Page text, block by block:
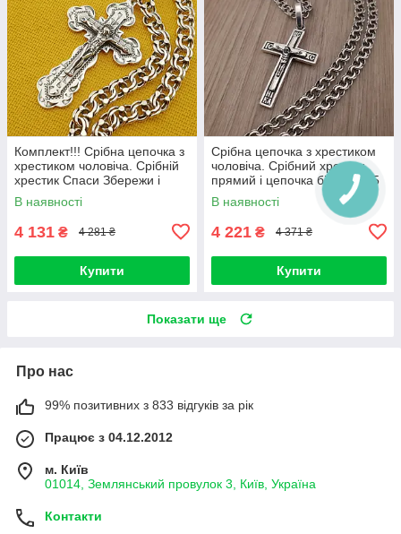
Комплект!!! Срібна цепочка з
хрестиком чоловіча. Срібній
хрестик Спаси Збережи і
цепочка бісмарк 55 см
В наявності
4 131 ₴ 4 281 ₴
Купити
Срібна цепочка з хрестиком
чоловіча. Срібний хрестик
прямий і цепочка бісмарк 55
см
В наявності
4 221 ₴ 4 371 ₴
Купити
Показати ще
Про нас
99% позитивних з 833 відгуків за рік
Працює з 04.12.2012
м. Київ
01014, Землянський провулок 3, Київ, Україна
Контакти